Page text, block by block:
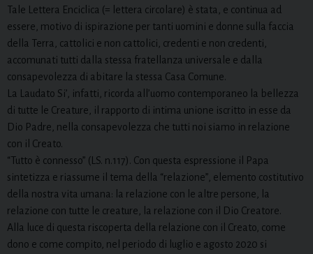
Tale Lettera Enciclica (= lettera circolare) è stata, e continua ad
essere, motivo di ispirazione per tanti uomini e donne sulla faccia
della Terra, cattolici e non cattolici, credenti e non credenti,
accomunati tutti dalla stessa fratellanza universale e dalla
consapevolezza di abitare la stessa Casa Comune.
La Laudato Si’, infatti, ricorda all’uomo contemporaneo la bellezza
di tutte le Creature, il rapporto di intima unione iscritto in esse da
Dio Padre, nella consapevolezza che tutti noi siamo in relazione
con il Creato.
“Tutto è connesso” (LS. n.117). Con questa espressione il Papa
sintetizza e riassume il tema della “relazione”, elemento costitutivo
della nostra vita umana: la relazione con le altre persone, la
relazione con tutte le creature, la relazione con il Dio Creatore.
Alla luce di questa riscoperta della relazione con il Creato, come
dono e come compito, nel periodo di luglio e agosto 2020 si